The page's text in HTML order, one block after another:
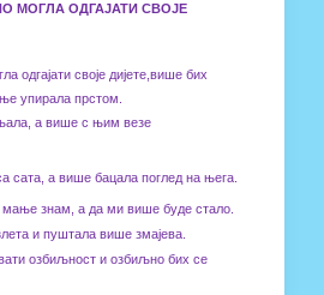
МОГЛА ОДГАЈАТИ СВОЈЕ
одгајати своје дијете,више бих
упирала прстом.
а више с њим везе
сата, а више бацала поглед на њега.
мање знам, а да ми више буде стало.
и пуштала више змајева.
озбиљност и озбиљно бих се